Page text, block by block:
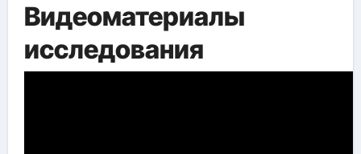
Видеоматериалы
исследования